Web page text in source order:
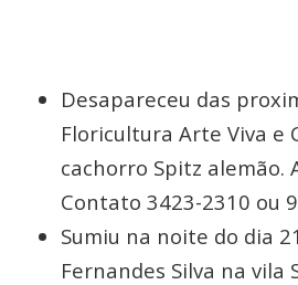
Desapareceu das
Floricultura Arte Viva e
cachorro Spitz alemão.
Contato 3423-2310 ou
Sumiu na noite do dia
Fernandes Silva na vila